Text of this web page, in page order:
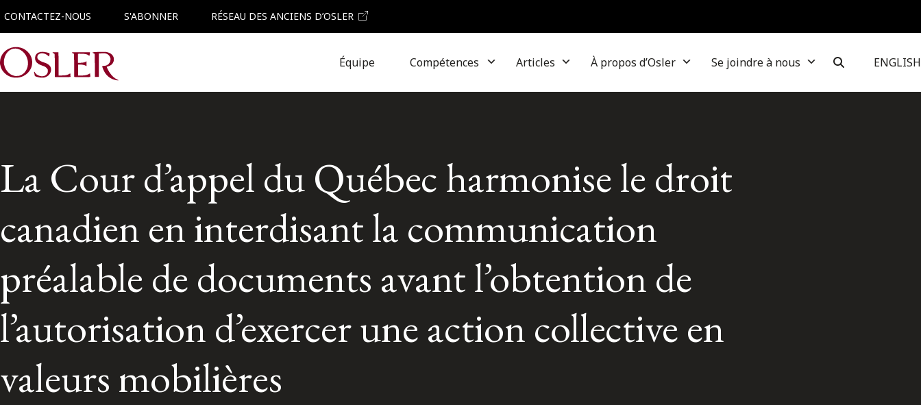
CONTACTEZ-NOUS S'ABONNER RÉSEAU DES ANCIENS D’OSLER
Main Navigation Équipe Compétences Articles À propos d’Osler Se joindre à nous ENGLISH
La Cour d’appel du Québec harmonise le droit
canadien en interdisant la communication
préalable de documents avant l’obtention de
l’autorisation d’exercer une action collective en
valeurs mobilières